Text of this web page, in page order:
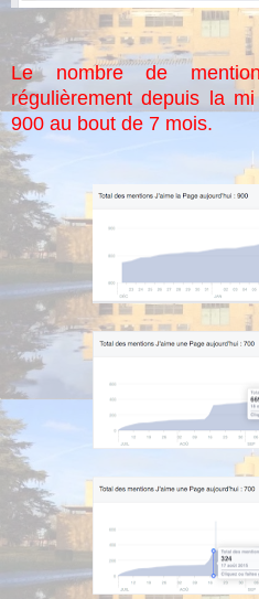
Le nombre de
régulièrement depuis la
900 au bout de 7 mois.